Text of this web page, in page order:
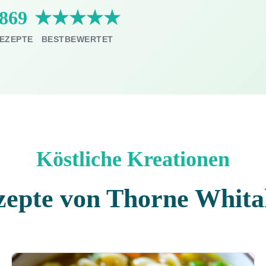
★★★★★
BESTBEWERTET
Köstliche Kreationen
von Thorne